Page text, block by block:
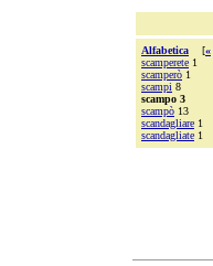
Alfabetica [«
scamperete 1
scamperò 1
scampi 8
scampo 3
scampò 13
scandagliare 1
scandagliate 1